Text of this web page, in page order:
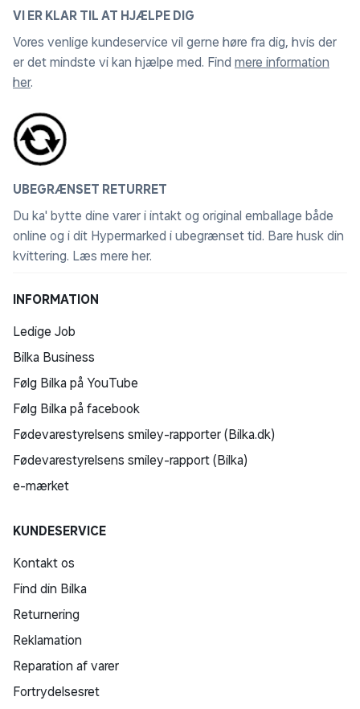
VI ER KLAR TIL AT HJÆLPE DIG
Vores venlige kundeservice vil gerne høre fra dig, hvis der
er det mindste vi kan hjælpe med. Find mere information
her.
UBEGRÆNSET RETURRET
Du ka' bytte dine varer i intakt og original emballage både
online og i dit Hypermarked i ubegrænset tid. Bare husk din
kvittering. Læs mere her.
INFORMATION
Ledige Job
Bilka Business
Følg Bilka på YouTube
Følg Bilka på facebook
Fødevarestyrelsens smiley-rapporter (Bilka.dk)
Fødevarestyrelsens smiley-rapport (Bilka)
e-mærket
KUNDESERVICE
Kontakt os
Find din Bilka
Returnering
Reklamation
Reparation af varer
Fortrydelsesret